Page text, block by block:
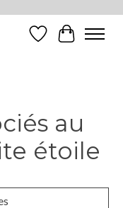
Liste de souhaits
Panier
au
étoile